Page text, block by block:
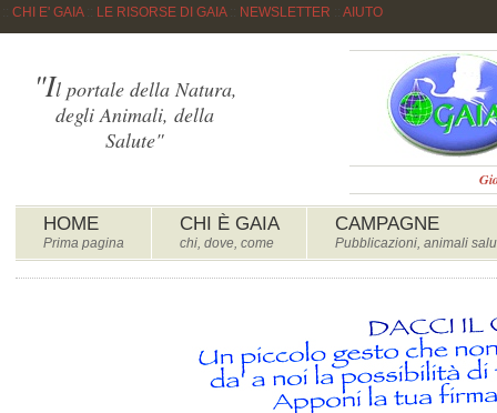
CHI E' GAIA:: LE RISORSE DI GAIA:: NEWSLETTER AIUTO
HOME
Prima pagina
CHI È GAIA
chi, dove, come
CAMPAGNE
Pubblicazioni, animali
"Il portale della Natura,
degli Animali, della
Salute"